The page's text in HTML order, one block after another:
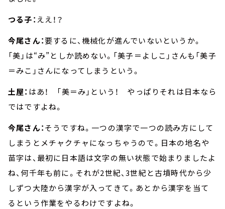
つる子： ええ！？
今尾さん：要するに、機械化が進んでいないというか。
「美」は“み”としか読めない。「美子＝よしこ」さんも「美子
＝みこ」さんになってしまうという。
土屋： はあ！ 「美＝み」という！ やっぱりそれは日本なら
ではですよね。
今尾さん：そうですね。一つの漢字で一つの読み方にして
しまうとメチャクチャになっちゃうので。日本の地名や
苗字は、最初に日本語は文字の無い状態で始まりましたよ
ね、何千年も前に。それが2世紀、3世紀と古墳時代から少
しずつ大陸から漢字が入ってきて。あとから漢字を当て
るという作業をやるわけですよね。